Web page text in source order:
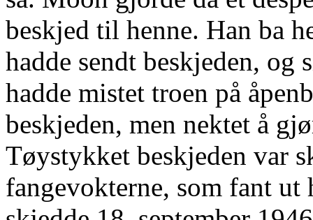
beskjed til henne. Han ba
hadde sendt beskjeden,
hadde mistet troen på
beskjeden, men nektet å
Tøystykket beskjeden var
fangevokterne, som fant ut